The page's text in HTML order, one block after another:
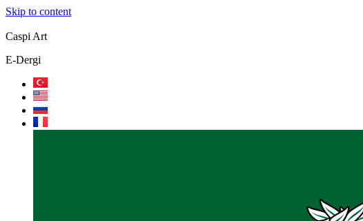
Skip to content
Caspi Art
E-Dergi